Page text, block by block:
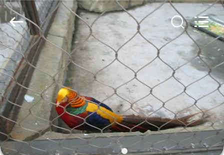
HUIS
PRODUCTEN
ONGEVEER
ONS
Anping
Yuntong
Metal
Wire
Mesh
Co.,Ltd.
Rights
Reserved.